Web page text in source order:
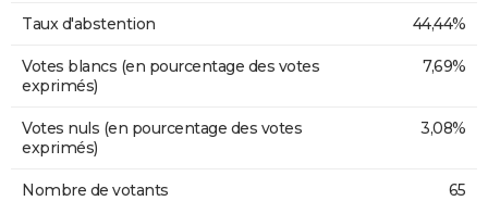
Taux d'abstention 44,44%
Votes blancs (en pourcentage des votes
exprimés)
7,69%
Votes nuls (en pourcentage des votes
exprimés)
3,08%
Nombre de votants 65